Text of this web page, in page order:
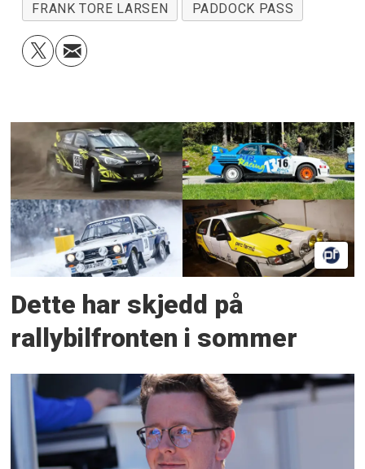
FRANK TORE LARSEN
PADDOCK PASS
Dette har skjedd på
rallybilfronten i sommer